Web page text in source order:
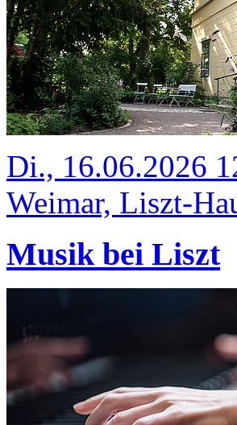
Di., 16.06.2026
Weimar, Liszt-
Musik bei Liszt